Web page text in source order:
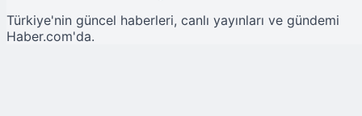
Türkiye'nin güncel haberleri, canlı yayınları ve gündemi
Haber.com'da.